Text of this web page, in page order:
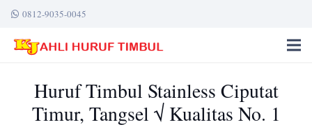
0812-9035-0045
Huruf Timbul Stainless Ciputat
Timur, Tangsel √ Kualitas No. 1